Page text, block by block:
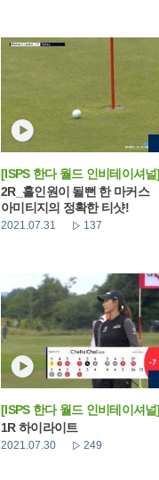
[ISPS 한다 월드 인비테이셔
2R_홀인원이 될뻔 한 마커스
아미티지의 정확한 티샷!
2021.07.31 137
[ISPS 한다 월드 인비테이셔
1R 하이라이트
2021.07.30 249